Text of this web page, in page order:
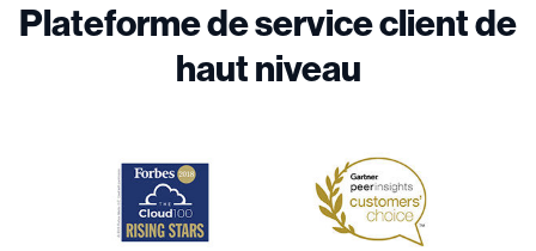
Plateforme de service client de
haut niveau